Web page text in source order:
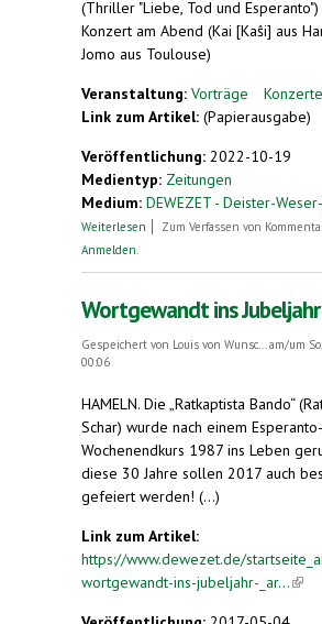
(Thriller "Liebe, Tod und Esperanto")
Konzert am Abend (Kai [Kaŝi] aus
Jomo aus Toulouse)
Veranstaltung: Vorträge
Konzerte
Link zum Artikel: (Papierausgabe)
Veröffentlichung: 2022-10-19
Medientyp: Zeitungen
Medium: DEWEZET - Deister-
Weiterlesen über 35 Jahre "Esperanto" in
Zum Verfassen von
Anmelden
Wortgewandt ins Jubeljahr
Gespeichert von Louis von Wunsc...
am/um
00:06
HAMELN. Die „Ratkaptista Bando“
Schar) wurde nach einem
Wochenendkurs 1987 ins Leben
diese 30 Jahre sollen 2017 auch
gefeiert werden! (...)
Link zum Artikel:
https://www.dewezet.de/
wortgewandt-ins-jubeljahr-_ar...(link